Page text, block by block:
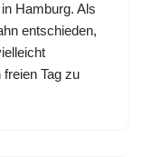
Hamburg. Als
entschieden,
Tag zu